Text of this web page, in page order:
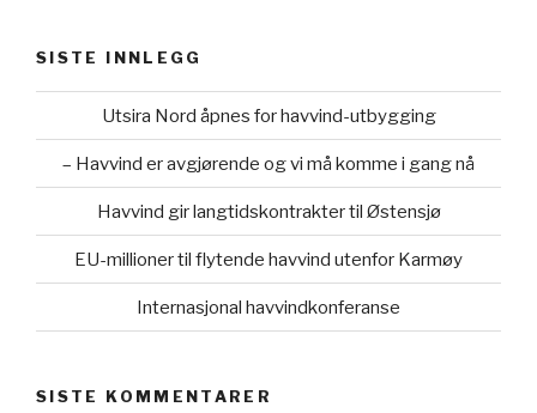
SISTE INNLEGG
Utsira Nord åpnes for havvind-utbygging
– Havvind er avgjørende og vi må komme i gang nå
Havvind gir langtidskontrakter til Østensjø
EU-millioner til flytende havvind utenfor Karmøy
Internasjonal havvindkonferanse
SISTE KOMMENTARER